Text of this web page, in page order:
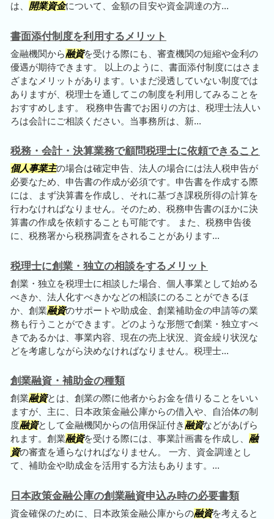
は、 開業資金について、金額の目安や資金調達の方...
書面添付制度を利用するメリット
金融機関から融資を受ける際にも、審査機関の短縮や金利の
優遇が期待できます。 以上のように、書面添付制度にはさま
ざまなメリットがあります。いまだ浸透していない制度では
ありますが、税理士を通してこの制度を利用してみることを
おすすめします。 税務申告書でお困りの方は、税理士法人い
ろは会計にご相談ください。当事務所は、新...
税務・会計・決算業務で顧問税理士に依頼できること
個人事業主の場合は確定申告、法人の場合には法人税申告が
必要なため、申告書の作成が必須です。申告書を作成する際
には、まず決算書を作成し、それに基づき課税所得の計算を
行わなければなりません。そのため、税務申告書のほかに決
算書の作成を依頼することも可能です。 また、税務申告後
に、税務署から税務調査をされることがあります...
税理士に創業・独立の相談をするメリット
創業・独立を税理士に相談した場合、個人事業として始める
べきか、法人化すべきかなどの相談にのることができるほ
か、創業融資のサポートや助成金、創業補助金の申請等の業
務も行うことができます。どのような形態で創業・独立すべ
きであるかは、事業内容、現在の売上状況、資金繰り状況な
どを考慮しながら決めなければなりません。税理士...
創業融資・補助金の種類
創業融資とは、創業の際に他者からお金を借りることをいい
ますが、主に、日本政策金融公庫からの借入や、自治体の制
度融資として金融機関からの信用保証付き 融資などがあげら
れます。創業融資を受ける際には、事業計画書を作成し、 融
資の審査を通らなければなりません。 一方、資金調達とし
て、補助金や助成金を活用する方法もあります。...
日本政策金融公庫の創業融資申込み時の必要書類
資金確保のために、日本政策金融公庫からの融資を考えると